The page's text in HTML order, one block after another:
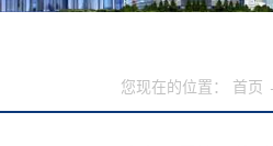
您现在的位置： 首页